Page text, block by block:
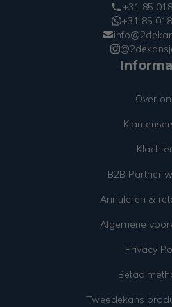
+31 85
+31 85
Over
B2B Partner
Annuleren &
Algemene
Privacy
Tweedekans